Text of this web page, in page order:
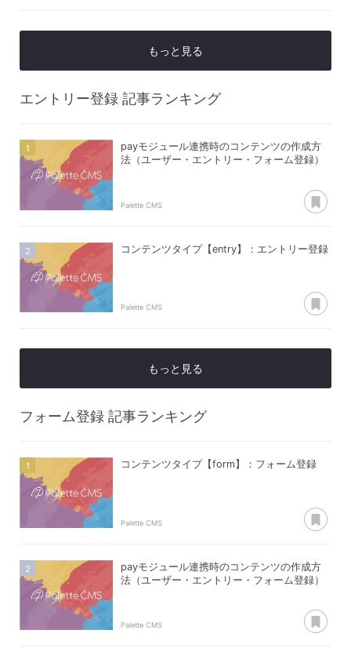
もっと見る
エントリー登録 記事ランキング
payモジュール連携時のコンテンツの作成方
法（ユーザー・エントリー・フォーム登録）
Palette CMS
コンテンツタイプ【entry】：エントリー登録
Palette CMS
もっと見る
フォーム登録 記事ランキング
コンテンツタイプ【form】：フォーム登録
Palette CMS
payモジュール連携時のコンテンツの作成方
法（ユーザー・エントリー・フォーム登録）
Palette CMS